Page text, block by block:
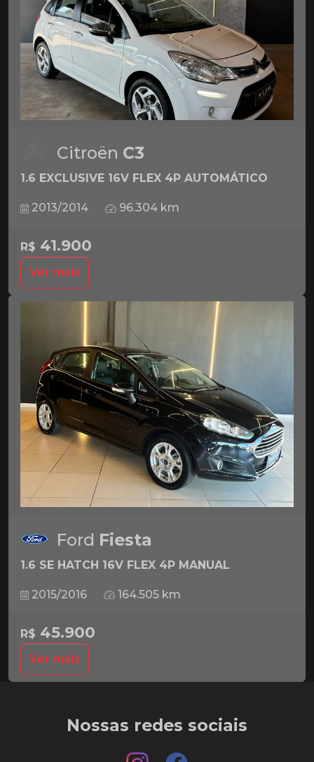
Citroën C3
1.6 EXCLUSIVE 16V FLEX 4P AUTOMÁTICO
2013/2014 96.304 km
R$ 41.900
Ver mais
Ford Fiesta
1.6 SE HATCH 16V FLEX 4P MANUAL
2015/2016 164.505 km
R$ 45.900
Ver mais
Nossas redes sociais